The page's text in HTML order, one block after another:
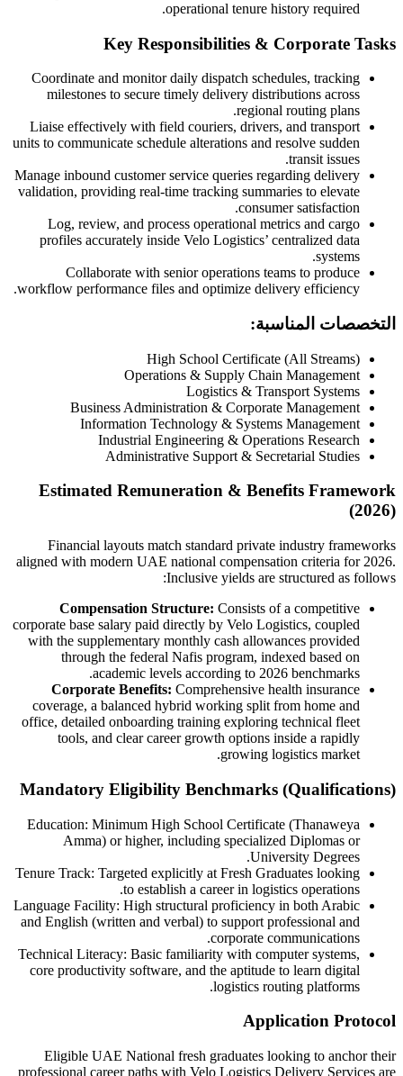
operational tenure history required.
Key Responsibilities & Corporate Tasks
Coordinate and monitor daily dispatch schedules, tracking
milestones to secure timely delivery distributions across
regional routing plans.
Liaise effectively with field couriers, drivers, and transport
units to communicate schedule alterations and resolve sudden
transit issues.
Manage inbound customer service queries regarding delivery
validation, providing real-time tracking summaries to elevate
consumer satisfaction.
Log, review, and process operational metrics and cargo
profiles accurately inside Velo Logistics’ centralized data
systems.
Collaborate with senior operations teams to produce
workflow performance files and optimize delivery efficiency.
التخصصات المناسبة:
High School Certificate (All Streams)
Operations & Supply Chain Management
Logistics & Transport Systems
Business Administration & Corporate Management
Information Technology & Systems Management
Industrial Engineering & Operations Research
Administrative Support & Secretarial Studies
Estimated Remuneration & Benefits Framework
(2026)
Financial layouts match standard private industry frameworks
aligned with modern UAE national compensation criteria for 2026.
Inclusive yields are structured as follows:
Compensation Structure: Consists of a competitive
corporate base salary paid directly by Velo Logistics, coupled
with the supplementary monthly cash allowances provided
through the federal Nafis program, indexed based on
academic levels according to 2026 benchmarks.
Corporate Benefits: Comprehensive health insurance
coverage, a balanced hybrid working split from home and
office, detailed onboarding training exploring technical fleet
tools, and clear career growth options inside a rapidly
growing logistics market.
Mandatory Eligibility Benchmarks (Qualifications)
Education: Minimum High School Certificate (Thanaweya
Amma) or higher, including specialized Diplomas or
University Degrees.
Tenure Track: Targeted explicitly at Fresh Graduates looking
to establish a career in logistics operations.
Language Facility: High structural proficiency in both Arabic
and English (written and verbal) to support professional and
corporate communications.
Technical Literacy: Basic familiarity with computer systems,
core productivity software, and the aptitude to learn digital
logistics routing platforms.
Application Protocol
Eligible UAE National fresh graduates looking to anchor their
professional career paths with Velo Logistics Delivery Services are